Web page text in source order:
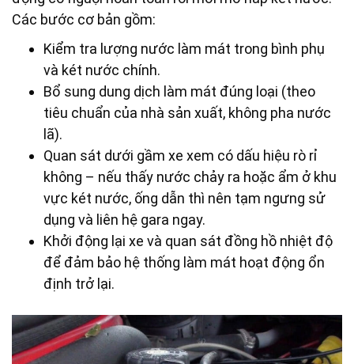
Các bước cơ bản gồm:
Kiểm tra lượng nước làm mát trong bình phụ
và két nước chính.
Bổ sung dung dịch làm mát đúng loại (theo
tiêu chuẩn của nhà sản xuất, không pha nước
lã).
Quan sát dưới gầm xe xem có dấu hiệu rò rỉ
không – nếu thấy nước chảy ra hoặc ẩm ở khu
vực két nước, ống dẫn thì nên tạm ngưng sử
dụng và liên hệ gara ngay.
Khởi động lại xe và quan sát đồng hồ nhiệt độ
để đảm bảo hệ thống làm mát hoạt động ổn
định trở lại.